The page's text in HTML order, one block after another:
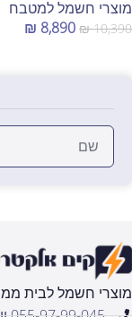
מוצרי חשמל למטבח
₪10,390
₪ 8,890
מוצרי חשמל לבית